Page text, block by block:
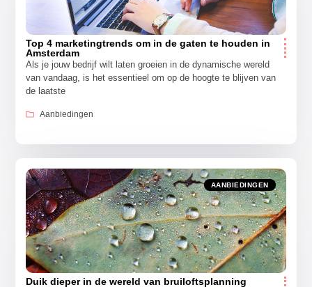
Top 4 marketingtrends om in de gaten te houden in
Amsterdam
Als je jouw bedrijf wilt laten groeien in de dynamische wereld
van vandaag, is het essentieel om op de hoogte te blijven van
de laatste
Aanbiedingen
AANBIEDINGEN
Duik dieper in de wereld van bruiloftsplanning